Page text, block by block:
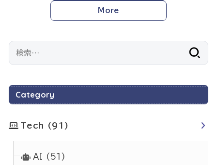
More
Category
Tech (91)
AI (51)